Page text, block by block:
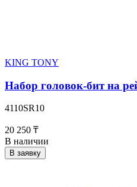
KING TONY
Набор головок-бит на
4110SR10
20 250 ₸
В наличии
В заявку